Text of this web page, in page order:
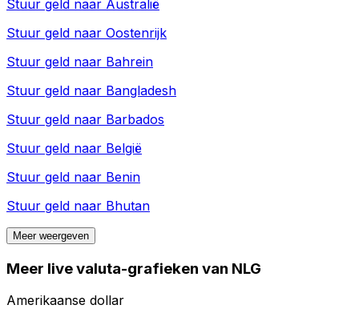
Stuur geld naar Australië
Stuur geld naar Oostenrijk
Stuur geld naar Bahrein
Stuur geld naar Bangladesh
Stuur geld naar Barbados
Stuur geld naar België
Stuur geld naar Benin
Stuur geld naar Bhutan
Meer weergeven
Meer live valuta-grafieken van NLG
Amerikaanse dollar